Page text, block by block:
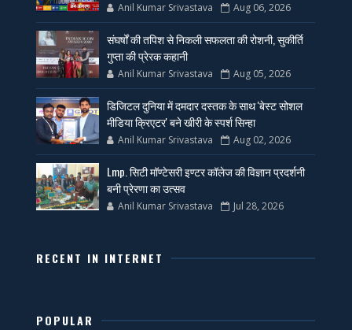
Anil Kumar Srivastava Aug 06, 2026
संघर्षों की तपिश से निकली सफलता की रोशनी, सुकीर्ति
गुप्ता की प्रेरक कहानी
Anil Kumar Srivastava Aug 05, 2026
डिजिटल दुनिया में दमदार दस्तक के साथ 'बेस्ट सोशल
मीडिया क्रिएटर' बने खीरी के स्पर्श सिन्हा
Anil Kumar Srivastava Aug 02, 2026
Lmp. सिटी मॉण्टेसरी इण्टर कॉलेज की विज्ञान प्रदर्शनी
बनी प्रेरणा का उत्सव
Anil Kumar Srivastava Jul 28, 2026
RECENT IN INTERNET
POPULAR